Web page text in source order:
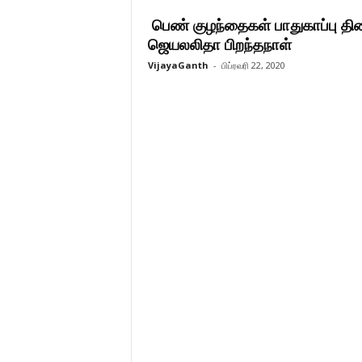
பெண் குழந்தைகள் பாதுகாப்பு
ஜெயலலிதா பிறந்தநாள்
VijayaGanth - பிப்ரவரி 22, 2020